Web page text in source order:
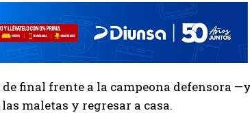
de final frente a la campeona defensora
maletas y regresar a casa.